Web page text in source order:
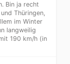
Bin ja recht
Thüringen,
im Winter
langweilig
190 km/h (in